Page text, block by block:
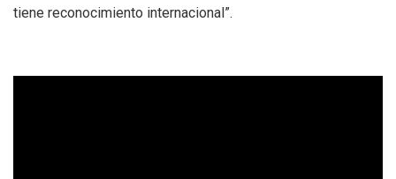
tiene reconocimiento internacional”.